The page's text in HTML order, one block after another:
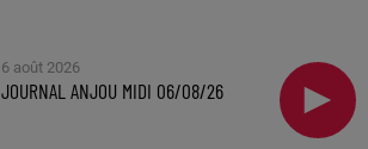
6 août 2026
JOURNAL ANJOU MIDI 06/08/26